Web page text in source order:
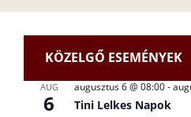
KÖZELGŐ ESEMÉNYEK
AUG
6
augusztus 6 @ 08:00-
Tini Lelkes Napok